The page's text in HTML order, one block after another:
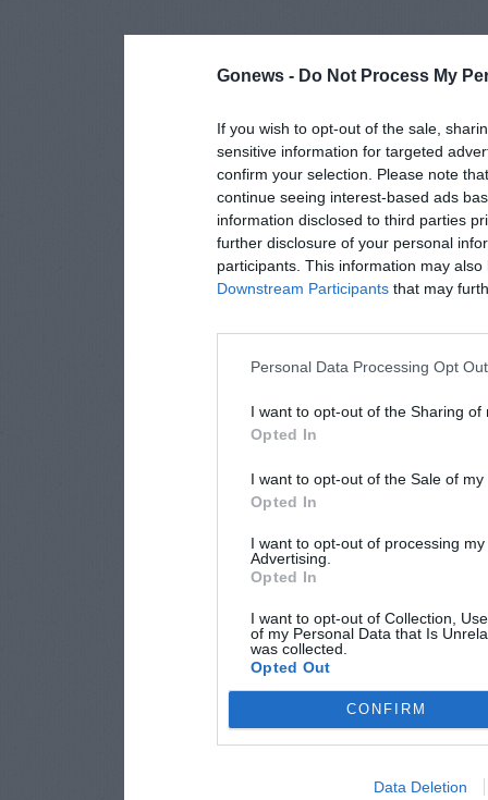
Gonews - Do Not Process My
If you wish to opt-out of the sale,
sensitive information for targeted
confirm your selection. Please note
continue seeing interest-based ads
information disclosed to third parties
further disclosure of your personal
participants. This information may
Downstream Participants that may
Personal Data Processing Opt
I want to opt-out of the Sharing of
Opted In
I want to opt-out of the Sale of
Opted In
I want to opt-out of processing
Advertising.
Opted In
I want to opt-out of Collection,
of my Personal Data that Is
was collected.
Opted Out
CONFIRM
Data Deletion